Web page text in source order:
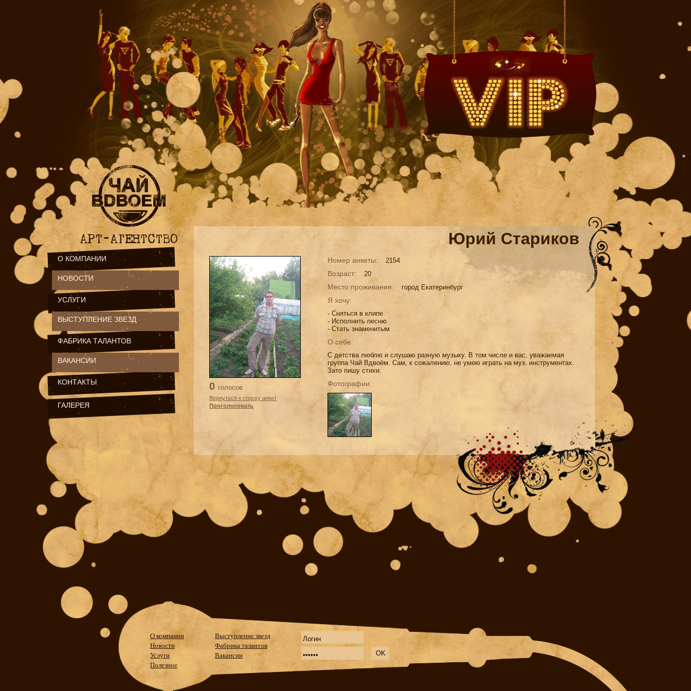
Юрий Стариков
0 голосов
Вернуться к списку анкет
Проголосовать
Номер анкеты: 2154
Возраст: 20
Место проживания: город Екатеринбург
Я хочу:
- Сняться в клипе
- Исполнить песню
- Стать знаменитым
О себе:
С детства люблю и слушаю разную музыку. В том числе и вас, уважаемая
группа Чай Вдвоём. Сам, к сожалению, не умею играть на муз. инструментах.
Зато пишу стихи.
Фотографии:
О КОМПАНИИ
НОВОСТИ
УСЛУГИ
ВЫСТУПЛЕНИЕ ЗВЕЗД
ФАБРИКА ТАЛАНТОВ
ВАКАНСИИ
КОНТАКТЫ
ГАЛЕРЕЯ
О компании
Новости
Услуги
Полезное
Выступление звезд
Фабрика талантов
Вакансии